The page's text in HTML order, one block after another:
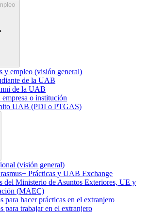
y empleo (visión general)
de la UAB
de la UAB
empresa o institución
UAB (PDI o PTGAS)
(visión general)
Prácticas y UAB Exchange
del Ministerio de Asuntos Exteriores, UE y
(MAEC)
para hacer prácticas en el extranjero
para trabajar en el extranjero